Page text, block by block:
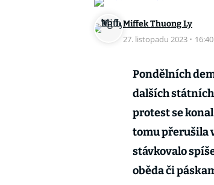
Miffek Thuong Ly
27. listopadu 2023 · 16:40
Pondělních
dalších
protest se
tomu přerušila
stávkovalo
oběda či